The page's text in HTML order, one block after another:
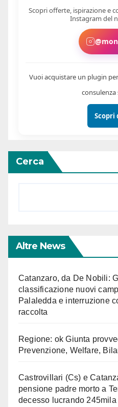
Cerca
Altre News
Catanzaro, da De Nobili:
classificazione nuovi
Palaledda e interruzione
raccolta
Regione: ok Giunta
Prevenzione, Welfare,
Castrovillari (Cs) e
pensione padre morto a
decesso lucrando
Scopri offerte, ispirazione e
Instagram del
Vuoi acquistare un plugin
Scopri